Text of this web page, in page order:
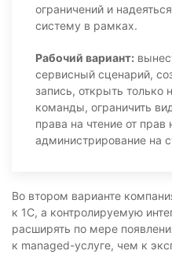
ограничений и
систему в рамках.
Рабочий вариант:
сервисный сценарий,
запись, открыть
команды, ограничить
права на чтение от
администрирование на
Во втором варианте
к 1С, а контролируемую
расширять по мере
к managed-услуге, чем к